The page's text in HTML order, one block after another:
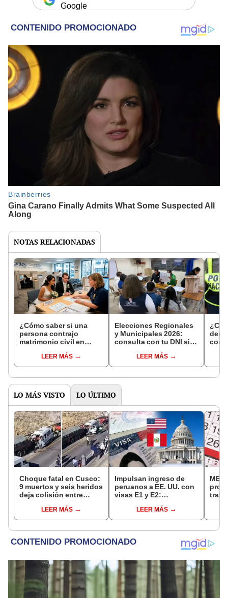
Google
NOTAS RELACIONADAS
¿Cómo saber si una
persona contrajo
matrimonio civil en
LEER MÁS
Elecciones Regionales
y Municipales 2026:
consulta con tu DNI si
de mesa para este 4 de
octubre en el link oficial
LEER MÁS
con
LO MÁS VISTO LO ÚLTIMO
Choque fatal en Cusco:
9 muertos y seis heridos
deja colisión entre
EspinarLEER MÁS
Impulsan ingreso de
peruanos a EE. UU. con
visas E1 y E2:
pymes serían los más
beneficiados
LEER MÁS
MEF